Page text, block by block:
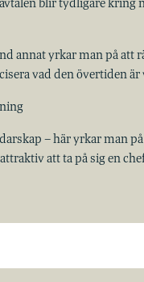
blir tydligare kring
annat yrkar man på
vad den övertiden är
– här yrkar man
att ta på sig en